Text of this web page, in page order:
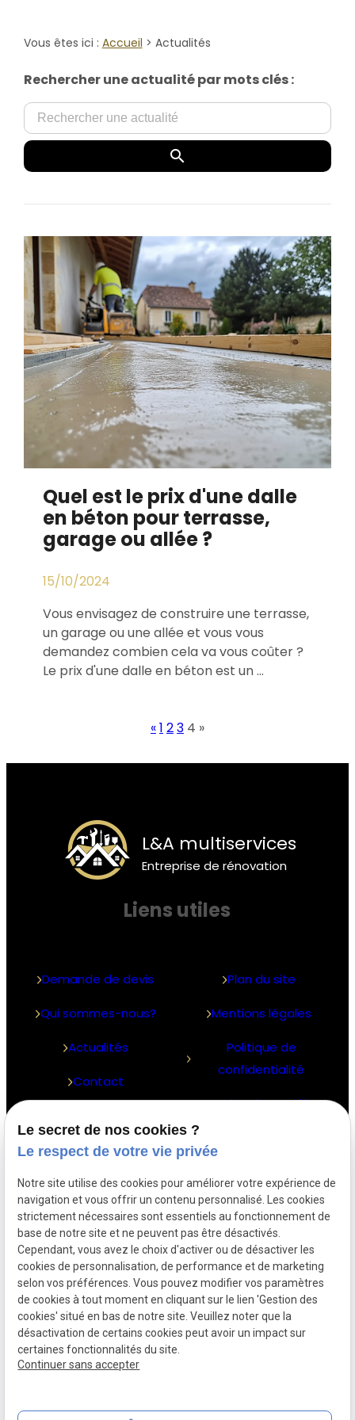
Vous êtes ici : Accueil > Actualités
Rechercher une actualité par mots clés :
Quel est le prix d'une dalle
en béton pour terrasse,
garage ou allée ?
15/10/2024
Vous envisagez de construire une terrasse,
un garage ou une allée et vous vous
demandez combien cela va vous coûter ?
Le prix d'une dalle en béton est un ...
«1 23 4 »
L&A multiservices
Entreprise de rénovation
Liens utiles
Demande de devis
Qui sommes-nous?
Actualités
Contact
Plan du site
Mentions légales
Politique de
confidentialité
Gestion des cookies
Me contacter
phone04.81.68.35.65
contact@letamultiservices.com
place
13220
CHATEAUNEUF-LES-MARTIGUES
Le secret de nos cookies ?
Le respect de votre vie privée
Notre site utilise des cookies pour améliorer votre expérience de
navigation et vous offrir un contenu personnalisé. Les cookies
strictement nécessaires sont essentiels au fonctionnement de
base de notre site et ne peuvent pas être désactivés.
Cependant, vous avez le choix d'activer ou de désactiver les
cookies de personnalisation, de performance et de marketing
selon vos préférences. Vous pouvez modifier vos paramètres
de cookies à tout moment en cliquant sur le lien 'Gestion des
cookies' situé en bas de notre site. Veuillez noter que la
désactivation de certains cookies peut avoir un impact sur
certaines fonctionnalités du site.
Continuer sans accepter